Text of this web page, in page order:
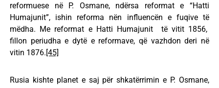
reformuese në P. Osmane, ndërsa reformat e “Hatti
Humajunit”, ishin reforma nën influencën e fuqive të
mëdha. Me reformat e Hatti Humajunit të vitit 1856,
fillon periudha e dytë e reformave, që vazhdon deri në
vitin 1876.[45]
Rusia kishte planet e saj për shkatërrimin e P. Osmane,